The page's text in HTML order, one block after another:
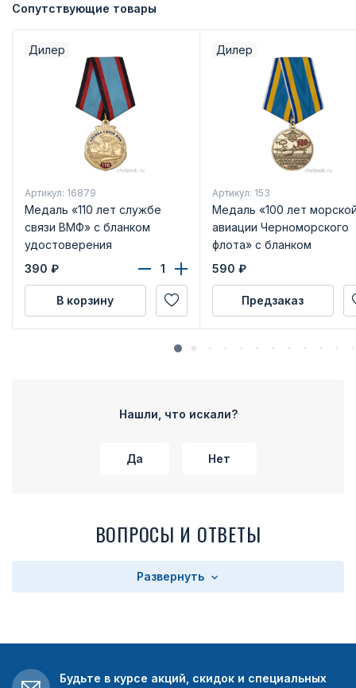
Сопутствующие товары
Дилер
Артикул: 16879
Медаль «110 лет службе
связи ВМФ» с бланком
удостоверения
390 ₽
В корзину
Дилер
Артикул: 153
Медаль «100 лет
авиации Черноморского
флота» с бланком
удостоверения
590 ₽
Предзаказ
Нашли, что искали?
Да Нет
ВОПРОСЫ И ОТВЕТЫ
Развернуть
Будьте в курсе акций, скидок и специальных